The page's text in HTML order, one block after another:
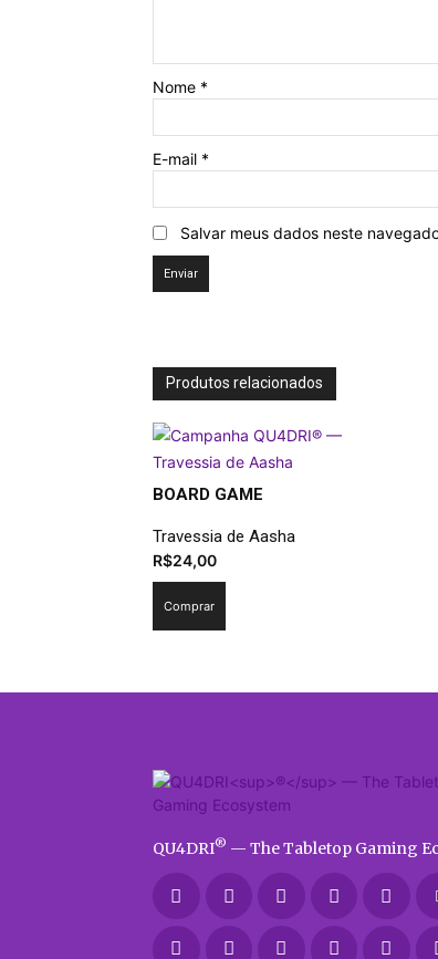
Nome *
E-mail *
Salvar meus dados neste
Produtos relacionados
BOARD GAME
Travessia de Aasha
R$24,00
Comprar
QU4DRI® — The Tabletop Gaming